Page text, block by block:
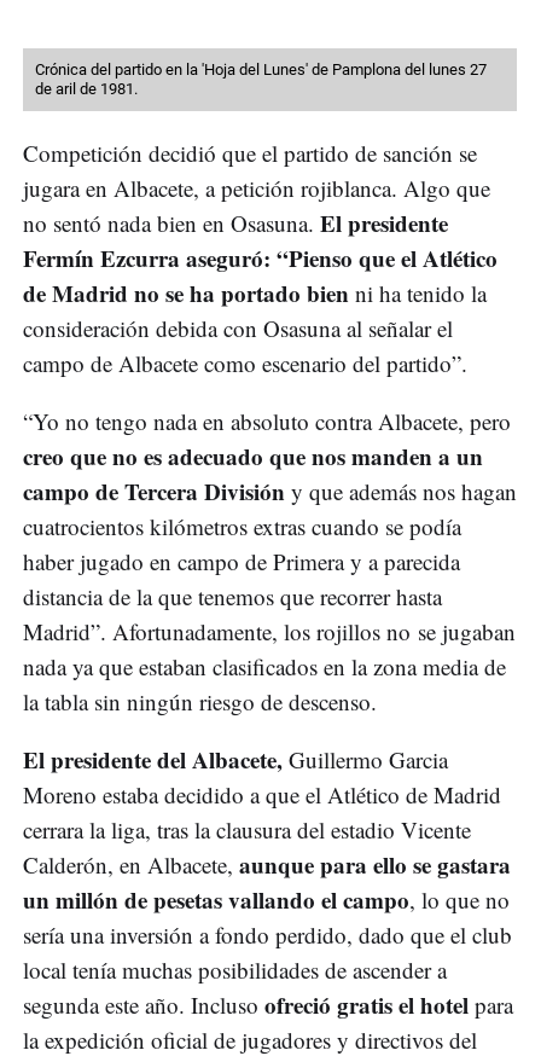
Crónica del partido en la 'Hoja del Lunes' de Pamplona del lunes 27
de aril de 1981.
Competición decidió que el partido de sanción se
jugara en Albacete, a petición rojiblanca. Algo que
no sentó nada bien en Osasuna. El presidente
Fermín Ezcurra aseguró: “Pienso que el Atlético
de Madrid no se ha portado bien ni ha tenido la
consideración debida con Osasuna al señalar el
campo de Albacete como escenario del partido”.
“Yo no tengo nada en absoluto contra Albacete, pero
creo que no es adecuado que nos manden a un
campo de Tercera División y que además nos hagan
cuatrocientos kilómetros extras cuando se podía
haber jugado en campo de Primera y a parecida
distancia de la que tenemos que recorrer hasta
Madrid”. Afortunadamente, los rojillos no se jugaban
nada ya que estaban clasificados en la zona media de
la tabla sin ningún riesgo de descenso.
El presidente del Albacete, Guillermo Garcia
Moreno estaba decidido a que el Atlético de Madrid
cerrara la liga, tras la clausura del estadio Vicente
Calderón, en Albacete, aunque para ello se gastara
un millón de pesetas vallando el campo, lo que no
sería una inversión a fondo perdido, dado que el club
local tenía muchas posibilidades de ascender a
segunda este año. Incluso ofreció gratis el hotel para
la expedición oficial de jugadores y directivos del